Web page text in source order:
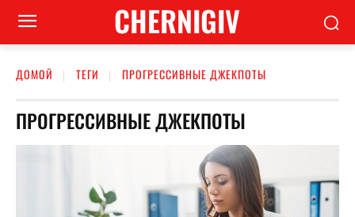
CHERNIGIV
ДОМОЙ ТЕГИ ПРОГРЕССИВНЫЕ ДЖЕКПОТЫ
ПРОГРЕССИВНЫЕ ДЖЕКПОТЫ